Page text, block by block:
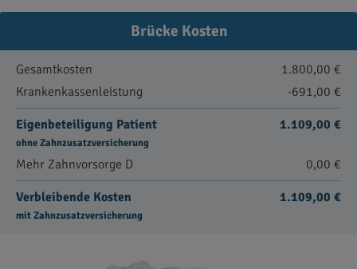
Brücke Kosten
Gesamtkosten
1.800,00 €
Krankenkassenleistung
-691,00 €
Eigenbeteiligung Patient
ohne Zahnzusatzversicherung
1.109,00 €
Mehr Zahnvorsorge D 0,00 €
Verbleibende Kosten
mit Zahnzusatzversicherung
1.109,00 €